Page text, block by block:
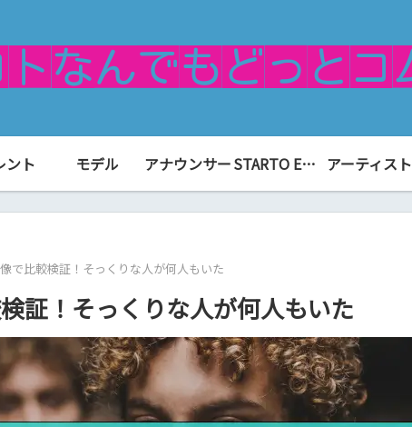
ント モデル アナウンサー STARTO ENTERTAINMENT（旧ジャニーズ） アーティスト
で比較検証！そっくりな人が何人もいた
証！そっくりな人が何人もいた